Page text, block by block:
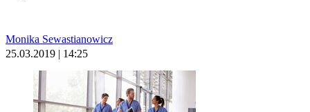
Monika Sewastianowicz
25.03.2019 | 14:25